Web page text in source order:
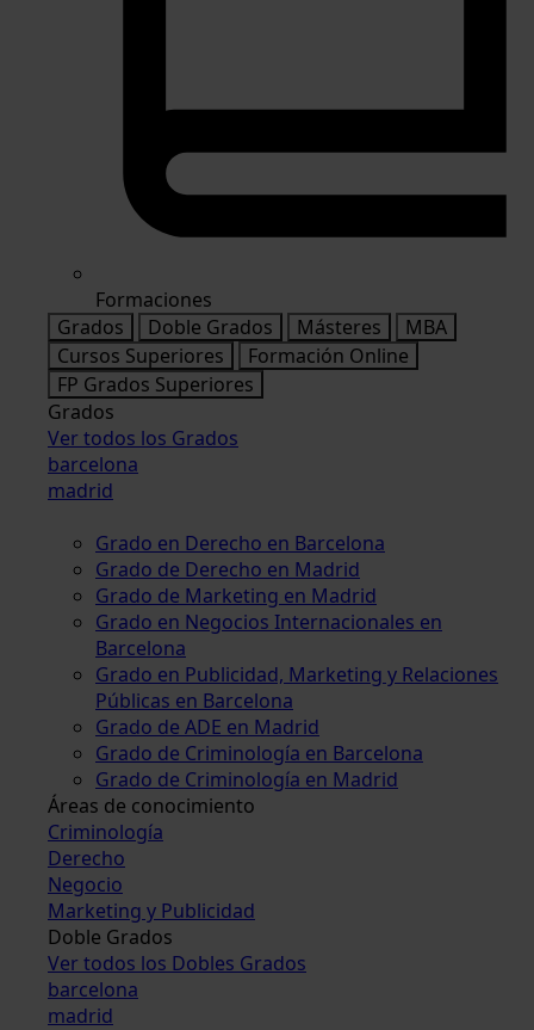
Formaciones
Grados
Doble Grados Másteres
MBA
Cursos Superiores
Formación Online
FP Grados Superiores
Grados
Ver todos los Grados
barcelona
madrid
Grado en Derecho en Barcelona
Grado de Derecho en Madrid
Grado de Marketing en Madrid
Grado en Negocios Internacionales en
Barcelona
Grado en Publicidad, Marketing y Relaciones
Públicas en Barcelona
Grado de ADE en Madrid
Grado de Criminología en Barcelona
Grado de Criminología en Madrid
Áreas de conocimiento
Criminología
Derecho
Negocio
Marketing y Publicidad
Doble Grados
Ver todos los Dobles Grados
barcelona
madrid